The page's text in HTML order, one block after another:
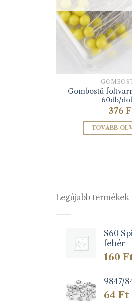
Gombostü
60db/
376
TOVÁBB
Legújabb termékek
S60
fehér
160
9847/
64 Ft